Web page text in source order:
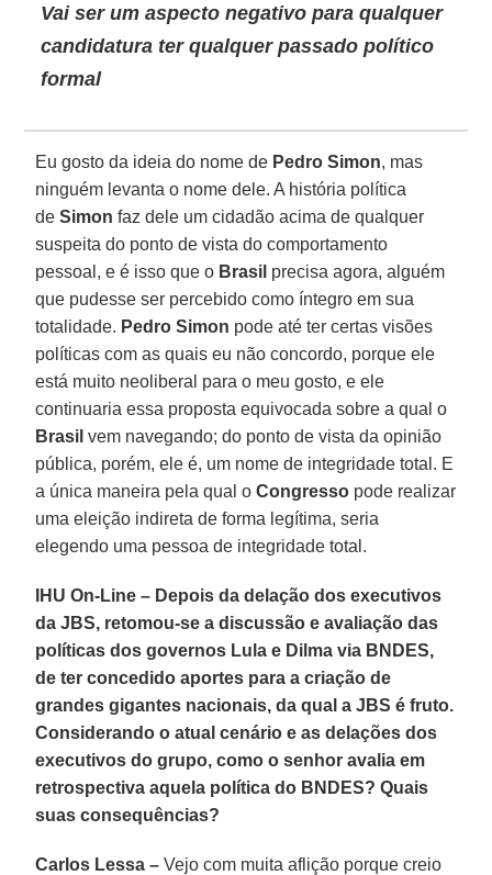
Vai ser um aspecto negativo para qualquer
candidatura ter qualquer passado político
formal
Eu gosto da ideia do nome de Pedro Simon, mas
ninguém levanta o nome dele. A história política
deSimon faz dele um cidadão acima de qualquer
suspeita do ponto de vista do comportamento
pessoal, e é isso que o Brasil precisa agora, alguém
que pudesse ser percebido como íntegro em sua
totalidade. Pedro Simon pode até ter certas visões
políticas com as quais eu não concordo, porque ele
está muito neoliberal para o meu gosto, e ele
continuaria essa proposta equivocada sobre a qual o
Brasil vem navegando; do ponto de vista da opinião
pública, porém, ele é, um nome de integridade total. E
a única maneira pela qual oCongresso pode realizar
uma eleição indireta de forma legítima, seria
elegendo uma pessoa de integridade total.
IHU On-Line – Depois da delação dos executivos
da JBS, retomou-se a discussão e avaliação das
políticas dos governos Lula e Dilma via BNDES,
de ter concedido aportes para a criação de
grandes gigantes nacionais, da qual a JBS é fruto.
Considerando o atual cenário e as delações dos
executivos do grupo, como o senhor avalia em
retrospectiva aquela política do BNDES? Quais
suas consequências?
Carlos Lessa – Vejo com muita aflição porque creio